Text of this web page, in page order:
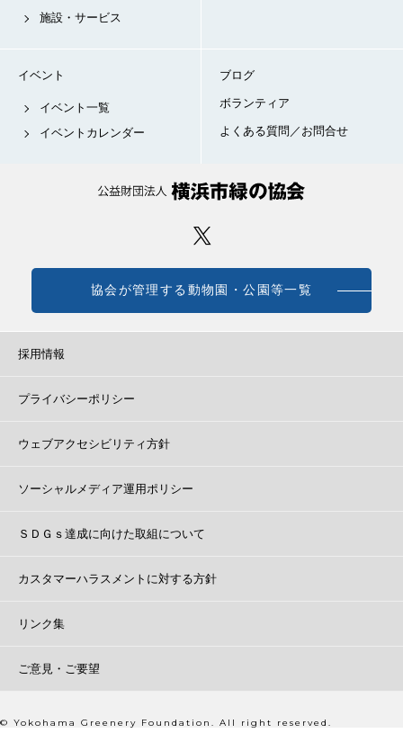
施設・サービス
イベント
イベント一覧
イベントカレンダー
ブログ
ボランティア
よくある質問／お問合せ
協会が管理する動物園・公園等一覧
採用情報
プライバシーポリシー
ウェブアクセシビリティ方針
ソーシャルメディア運用ポリシー
ＳＤＧｓ達成に向けた取組について
カスタマーハラスメントに対する方針
リンク集
ご意見・ご要望
© Yokohama Greenery Foundation. All right reserved.